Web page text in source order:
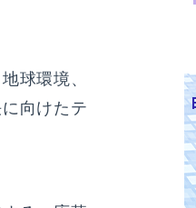
球環境、
向けたテ